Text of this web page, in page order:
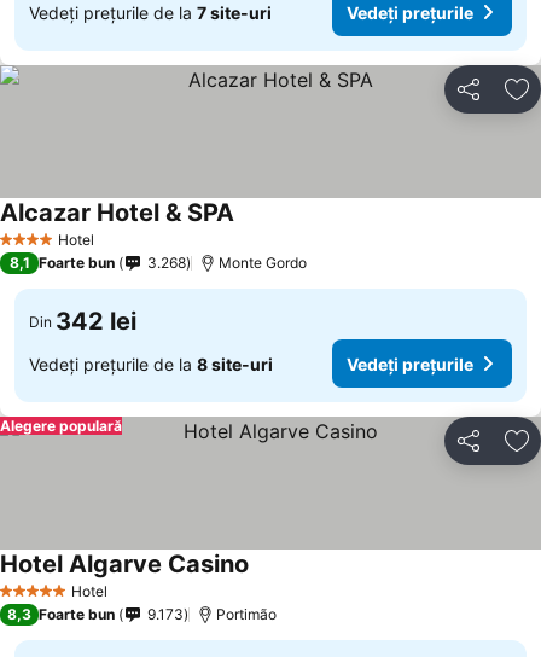
Vedeți prețurile de la 7 site-uri Vedeți prețurile
Distribuiți
4 Stele Hotel
Alcazar Hotel & SPA
8,1 Foarte bun 3.268 Monte Gordo
Din 342 lei
Vedeți prețurile de la 8 site-uri Vedeți prețurile
Distribuiți
Alegere populară
5 Stele Hotel
Hotel Algarve Casino
8,3 Foarte bun 9.173 Portimão